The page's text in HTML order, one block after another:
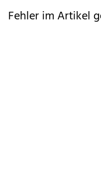
Fehler im Artikel